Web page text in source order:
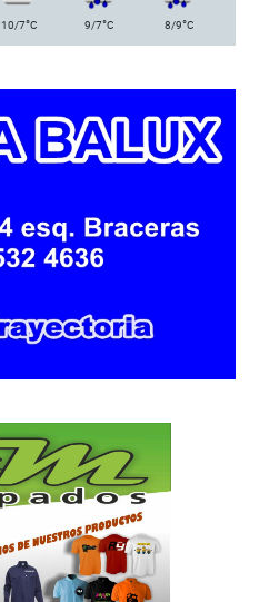
10/7°C 9/7°C 8/9°C